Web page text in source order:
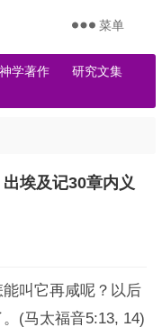
学著作
研究文集
菜单
出埃及记30章内义
叫它再咸呢？以后
(马太福音5:13, 14)